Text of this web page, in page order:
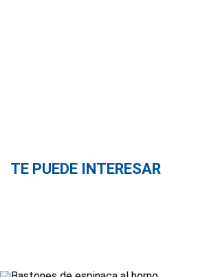
TE PUEDE INTERESAR